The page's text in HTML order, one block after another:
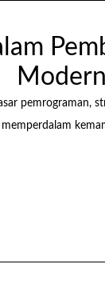
Modern
pemrograman,